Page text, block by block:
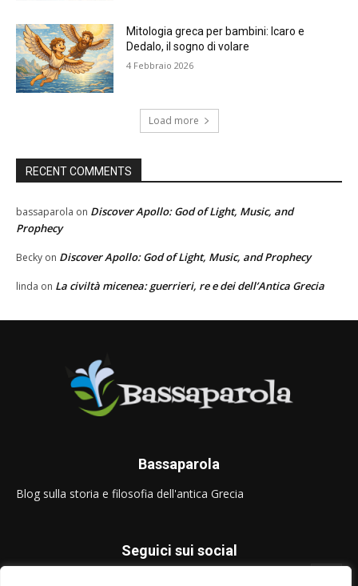
Mitologia greca per bambini: Icaro e
Dedalo, il sogno di volare
4 Febbraio 2026
Load more
RECENT COMMENTS
bassaparola on Discover Apollo: God of Light, Music, and
Prophecy
Becky on Discover Apollo: God of Light, Music, and Prophecy
linda on La civiltà micenea: guerrieri, re e dei dell’Antica Grecia
Bassaparola
Blog sulla storia e filosofia dell'antica Grecia
Seguici sui social